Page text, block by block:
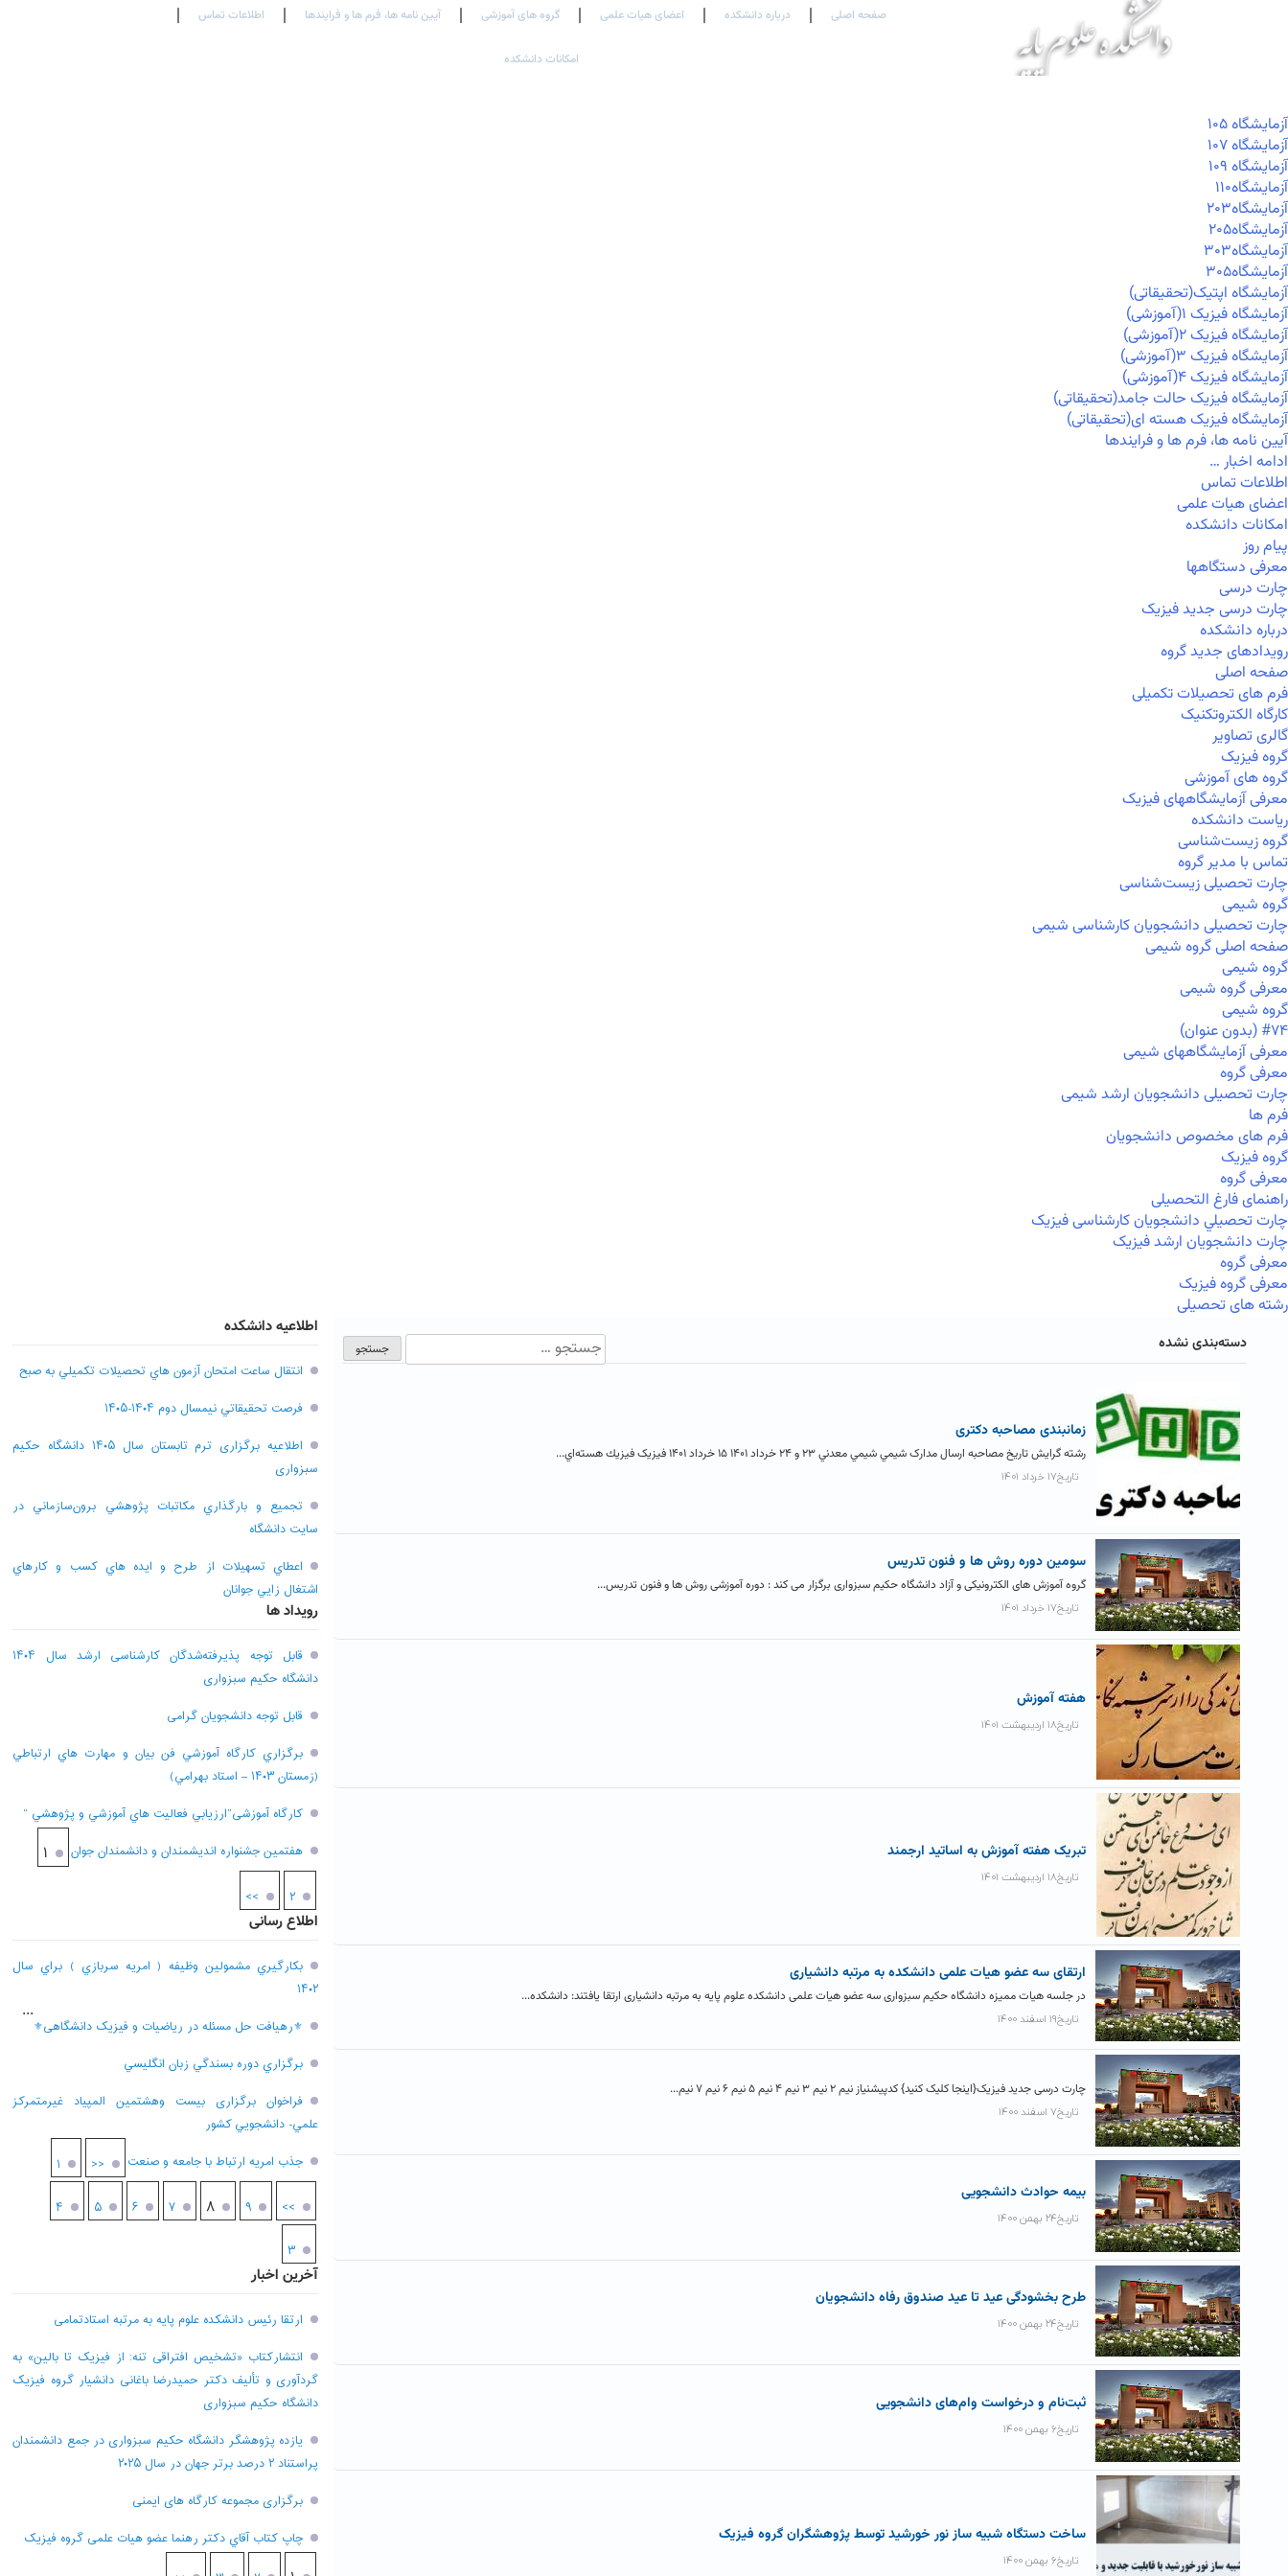
صفحه اصلی درباره دانشکده اعضای هیات علمی گروه های آموزشی آیین نامه ها، فرم ها و فرایندها اطلاعات تماس
امکانات دانشکده
آزمايشگاه ۱۰۵
آزمايشگاه ۱۰۷
آزمايشگاه ۱۰۹
آزمايشگاه۱۱۰
آزمايشگاه۲۰۳
آزمايشگاه۲۰۵
آزمايشگاه۳۰۳
آزمايشگاه۳۰۵
آزمایشگاه اپتیک(تحقیقاتی)
آزمایشگاه فیزیک ۱(آموزشی)
آزمایشگاه فیزیک ۲(آموزشی)
آزمایشگاه فیزیک ۳(آموزشی)
آزمایشگاه فیزیک ۴(آموزشی)
آزمایشگاه فیزیک حالت جامد(تحقیقاتی)
آزمایشگاه فیزیک هسته ای(تحقیقاتی)
آیین نامه ها، فرم ها و فرایندها
ادامه اخبار …
اطلاعات تماس
اعضای هیات علمی
امکانات دانشکده
پیام روز
معرفی دستگاهها
چارت درسی
چارت درسی جدید فیزیک
درباره دانشکده
رویدادهای جدید گروه
صفحه اصلی
فرم های تحصیلات تکمیلی
کارگاه الکتروتکنیک
گالری تصاویر
گروه فیزیک
گروه های آموزشی
معرفی آزمایشگاههای فیزیک
ریاست دانشکده
گروه زیست‌شناسی
تماس با مدیر گروه
چارت تحصیلی زیست‌شناسی
گروه شیمی
چارت تحصیلی دانشجویان کارشناسی شیمی
صفحه اصلی گروه شیمی
گروه شیمی
معرفی گروه شیمی
گروه شیمی
#۷۴ (بدون عنوان)
معرفی آزمایشگاههای شیمی
معرفی گروه
چارت تحصیلی دانشجویان ارشد شیمی
فرم ها
فرم های مخصوص دانشجویان
گروه فیزیک
معرفی گروه
راهنمای فارغ التحصیلی
چارت تحصيلي دانشجویان کارشناسی فیزیک
چارت دانشجویان ارشد فیزیک
معرفی گروه
معرفی گروه فیزیک
رشته های تحصیلی
دسته‌بندی نشده
زمانبندی مصاحبه دکتری
رشته گرایش تاریخ مصاحبه ارسال مدارک شيمي شيمي معدني ۲۳ و ۲۴ خرداد ۱۴۰۱ ۱۵ خرداد ۱۴۰۱ فیزیک فيزيك هسته‌اي...
تاریخ۱۷ خرداد ۱۴۰۱
سومین دوره روش ها و فنون تدریس
گروه آموزش های الکترونیکی و آزاد دانشگاه حکیم سبزواری برگزار می کند : دوره آموزشی روش ها و فنون تدریس...
تاریخ۱۷ خرداد ۱۴۰۱
هفته آموزش
تاریخ۱۸ اردیبهشت ۱۴۰۱
تبریک هفته آموزش به اساتید ارجمند
تاریخ۱۸ اردیبهشت ۱۴۰۱
ارتقای سه عضو هیات علمی دانشکده به مرتبه دانشیاری
در جلسه هیات ممیزه دانشگاه حکیم سبزواری سه عضو هیات علمی دانشکده علوم پایه به مرتبه دانشیاری ارتقا یافتند: دانشکده...
تاریخ۱۹ اسفند ۱۴۰۰
چارت درسی جدید فیزیک{اینجا کلیک کنید} کدپیشنیاز نیم ۲ نیم ۳ نیم ۴ نیم ۵ نیم ۶ نیم ۷ نیم...
تاریخ۷ اسفند ۱۴۰۰
بیمه حوادث دانشجویی
تاریخ۲۴ بهمن ۱۴۰۰
طرح بخشودگی عید تا عید صندوق رفاه دانشجویان
تاریخ۲۴ بهمن ۱۴۰۰
ثبت‌نام و درخواست وام‌های دانشجویی
تاریخ۶ بهمن ۱۴۰۰
ساخت دستگاه شبیه ساز نور خورشید توسط پژوهشگران گروه فیزیک
تاریخ۶ بهمن ۱۴۰۰
اطلاعیه دانشکده
انتقال ساعت امتحان آزمون هاي تحصيلات تکميلي به صبح
فرصت تحقيقاتي نیمسال دوم ۱۴۰۴-۱۴۰۵
اطلاعیه برگزاری ترم تابستان سال ۱۴۰۵ دانشگاه حکیم
سبزواری
تجميع و بارگذاري مکاتبات پژوهشي برون‌سازماني در
سايت دانشگاه
اعطاي تسهيلات از طرح و ايده هاي کسب و کارهاي
اشتغال زايي جوانان
رویداد ها
قابل توجه پذیرفته‌شدگان کارشناسی ارشد سال ۱۴۰۴
دانشگاه حکیم سبزواری
قابل توجه دانشجویان گرامی
برگزاري کارگاه آموزشي فن بيان و مهارت هاي ارتباطي
(زمستان ۱۴۰۳ – استاد بهرامي)
کارگاه آموزشی”ارزيابي فعاليت هاي آموزشي و پژوهشي “
هفتمين جشنواره انديشمندان و دانشمندان جوان
۱
۲ >>
اطلاع رسانی
بکارگيري مشمولين وظيفه ( امريه سربازي ) براي سال
۱۴۰۲
⚜رهیافت حل مسئله در ریاضیات و فیزیک دانشگاهی⚜
برگزاري دوره بسندگي زبان انگليسي
فراخوان برگزاری بيست وهشتمين المپياد غيرمتمركز
علمي- دانشجويي كشور
جذب امریه ارتباط با جامعه و صنعت
<< ۱
...
۳
۴ ۵ ۶ ۷ ۸ ۹ >>
آخرین اخبار
ارتقا رئیس دانشکده علوم پایه به مرتبه استادتمامی
انتشارکتاب «تشخیص افتراقی تنه: از فیزیک تا بالین» به
گردآوری و تألیف دکتر حمیدرضا باغانی دانشیار گروه فیزیک
دانشگاه حکیم سبزواری
یازده پژوهشگر دانشگاه حکیم سبزواری در جمع دانشمندان
پراستناد ۲ درصد برتر جهان در سال ۲۰۲۵
برگزاری مجموعه کارگاه های ایمنی
چاپ کتاب آقاي دکتر رهنما عضو هیات علمی گروه فیزیک